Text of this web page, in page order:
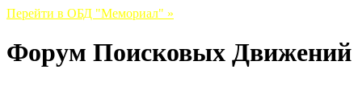
Перейти в ОБД "Мемориал" »
Форум Поисковых Движений